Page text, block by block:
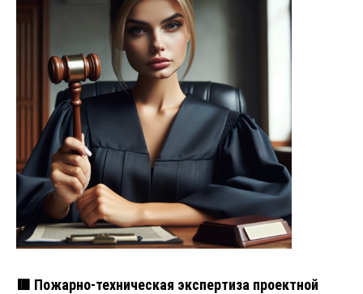
🟥 Пожарно-техническая экспертиза проектной